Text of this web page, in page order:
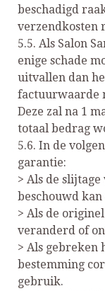
beschadigd
verzendkosten
5.5. Als Salon
enige schade
uitvallen dan
factuurwaarde
Deze zal na 1
totaal bedrag
5.6. In de
garantie:
> Als de
beschouwd
> Als de
veranderd of
> Als gebreken
bestemming
gebruik.